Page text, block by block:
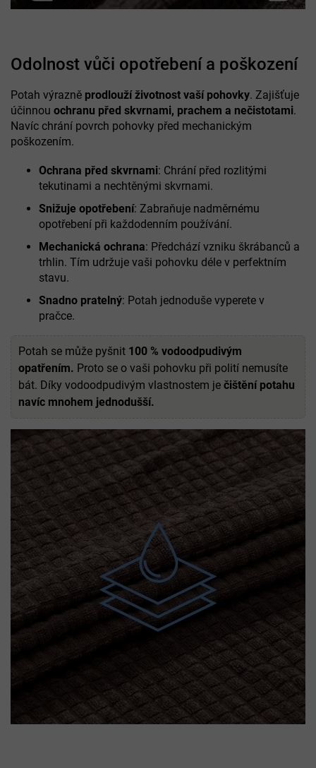
Odolnost vůči opotřebení a poškození
Potah výrazně prodlouží životnost vaší pohovky. Zajišťuje
účinnou ochranu před skvrnami, prachem a nečistotami.
Navíc chrání povrch pohovky před mechanickým
poškozením.
Ochrana před skvrnami: Chrání před rozlitými
tekutinami a nechtěnými skvrnami.
Snižuje opotřebení: Zabraňuje nadměrnému
opotřebení při každodenním používání.
Mechanická ochrana: Předchází vzniku škrábanců a
trhlin. Tím udržuje vaši pohovku déle v perfektním
stavu.
Snadno pratelný: Potah jednoduše vyperete v
pračce.
Potah se může pyšnit 100 % vodoodpudivým
opatřením. Proto se o vaši pohovku při polití nemusíte
bát. Díky vodoodpudivým vlastnostem je čištění potahu
navíc mnohem jednodušší.